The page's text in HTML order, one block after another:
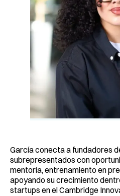
García conecta a fundadores
subrepresentados con
mentoría, entrenamiento en
apoyando su crecimiento
startups en el Cambridge